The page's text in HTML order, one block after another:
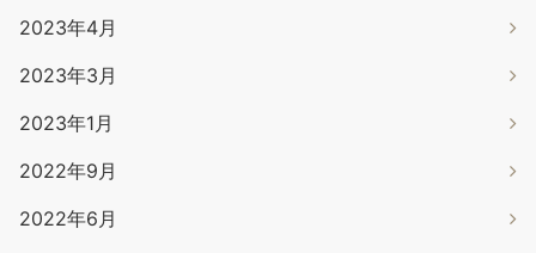
2023年4月
2023年3月
2023年1月
2022年9月
2022年6月